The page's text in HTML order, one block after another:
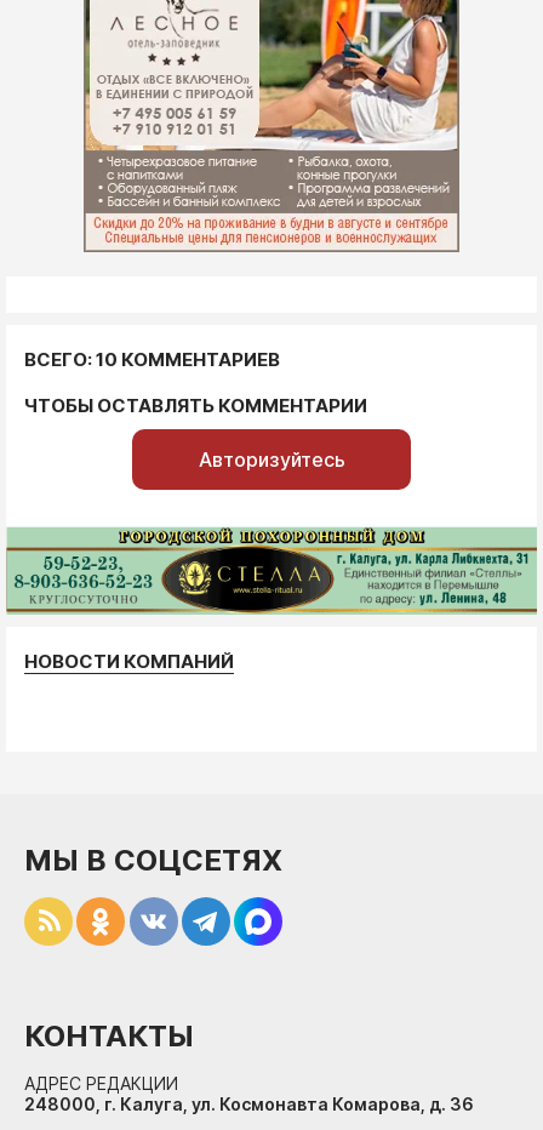
ВСЕГО: 10 КОММЕНТАРИЕВ
ЧТОБЫ ОСТАВЛЯТЬ КОММЕНТАРИИ
Авторизуйтесь
НОВОСТИ КОМПАНИЙ
МЫ В СОЦСЕТЯХ
КОНТАКТЫ
АДРЕС РЕДАКЦИИ
248000, г. Калуга, ул. Космонавта Комарова, д. 36